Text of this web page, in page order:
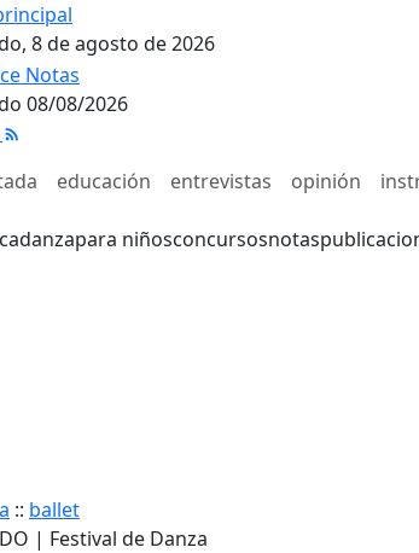
8 de agosto de 2026
08/08/2026
educación entrevistas opinión
danzapara niñosconcursosnotas
:: ballet
| Festival de Danza